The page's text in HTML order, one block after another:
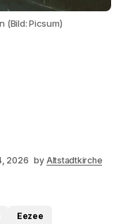
(Bild: Picsum)
2026 by Altstadtkirche
Eezee